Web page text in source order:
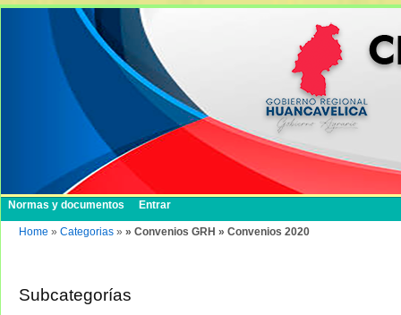
Normas y documentos Entrar
Home » Categorias » » Convenios GRH » Convenios 2020
Subcategorías